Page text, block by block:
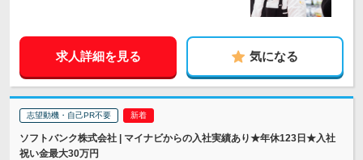
求人詳細を見る 気になる
志望動機・自己PR不要
ソフトバンク株式会社 | マイナビからの入社実績あり★年休123日★入社
祝い金最大30万円